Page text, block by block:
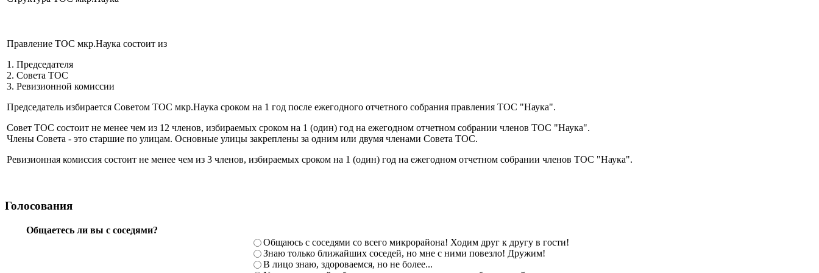
Правление ТОС мкр.Наука состоит из
1. Председателя
2. Совета ТОС
3. Ревизионной комиссии
Председатель избирается Советом ТОС мкр.Наука сроком на 1 год после ежегодного отчетного собрания правления ТОС "Наука".
Совет ТОС состоит не менее чем из 12 членов, избираемых сроком на 1 (один) год на ежегодном отчетном собрании членов ТОС "Наука".
Члены Совета - это старшие по улицам. Основные улицы закреплены за одним или двумя членами Совета ТОС.
Ревизионная комиссия состоит не менее чем из 3 членов, избираемых сроком на 1 (один) год на ежегодном отчетном собрании членов ТОС "Наука".
Голосования
Общаетесь ли вы с соседями?
Общаюсь с соседями со всего микрорайона! Ходим друг к другу в гости!
Знаю только ближайших соседей, но мне с ними повезло! Дружим!
В лицо знаю, здороваемся, но не более...